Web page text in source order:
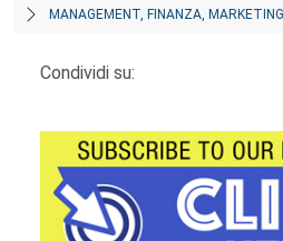
MANAGEMENT, FINANZA,
Condividi su: